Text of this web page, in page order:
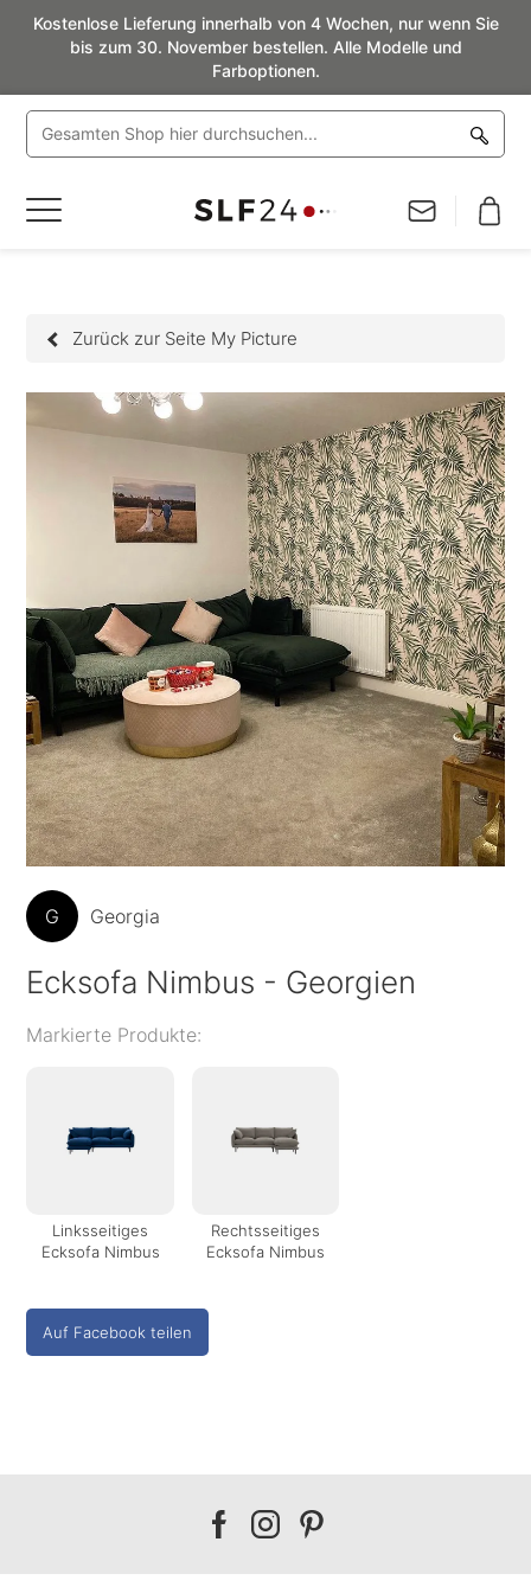
Kostenlose Lieferung innerhalb von 4 Wochen, nur wenn Sie
bis zum 30. November bestellen. Alle Modelle und
Farboptionen.
Navigation
Zurück zur Seite My Picture
G Georgia
Ecksofa Nimbus - Georgien
Markierte Produkte:
Linksseitiges
Ecksofa Nimbus
Rechtsseitiges
Ecksofa Nimbus
Auf Facebook teilen
Our
Our
Our